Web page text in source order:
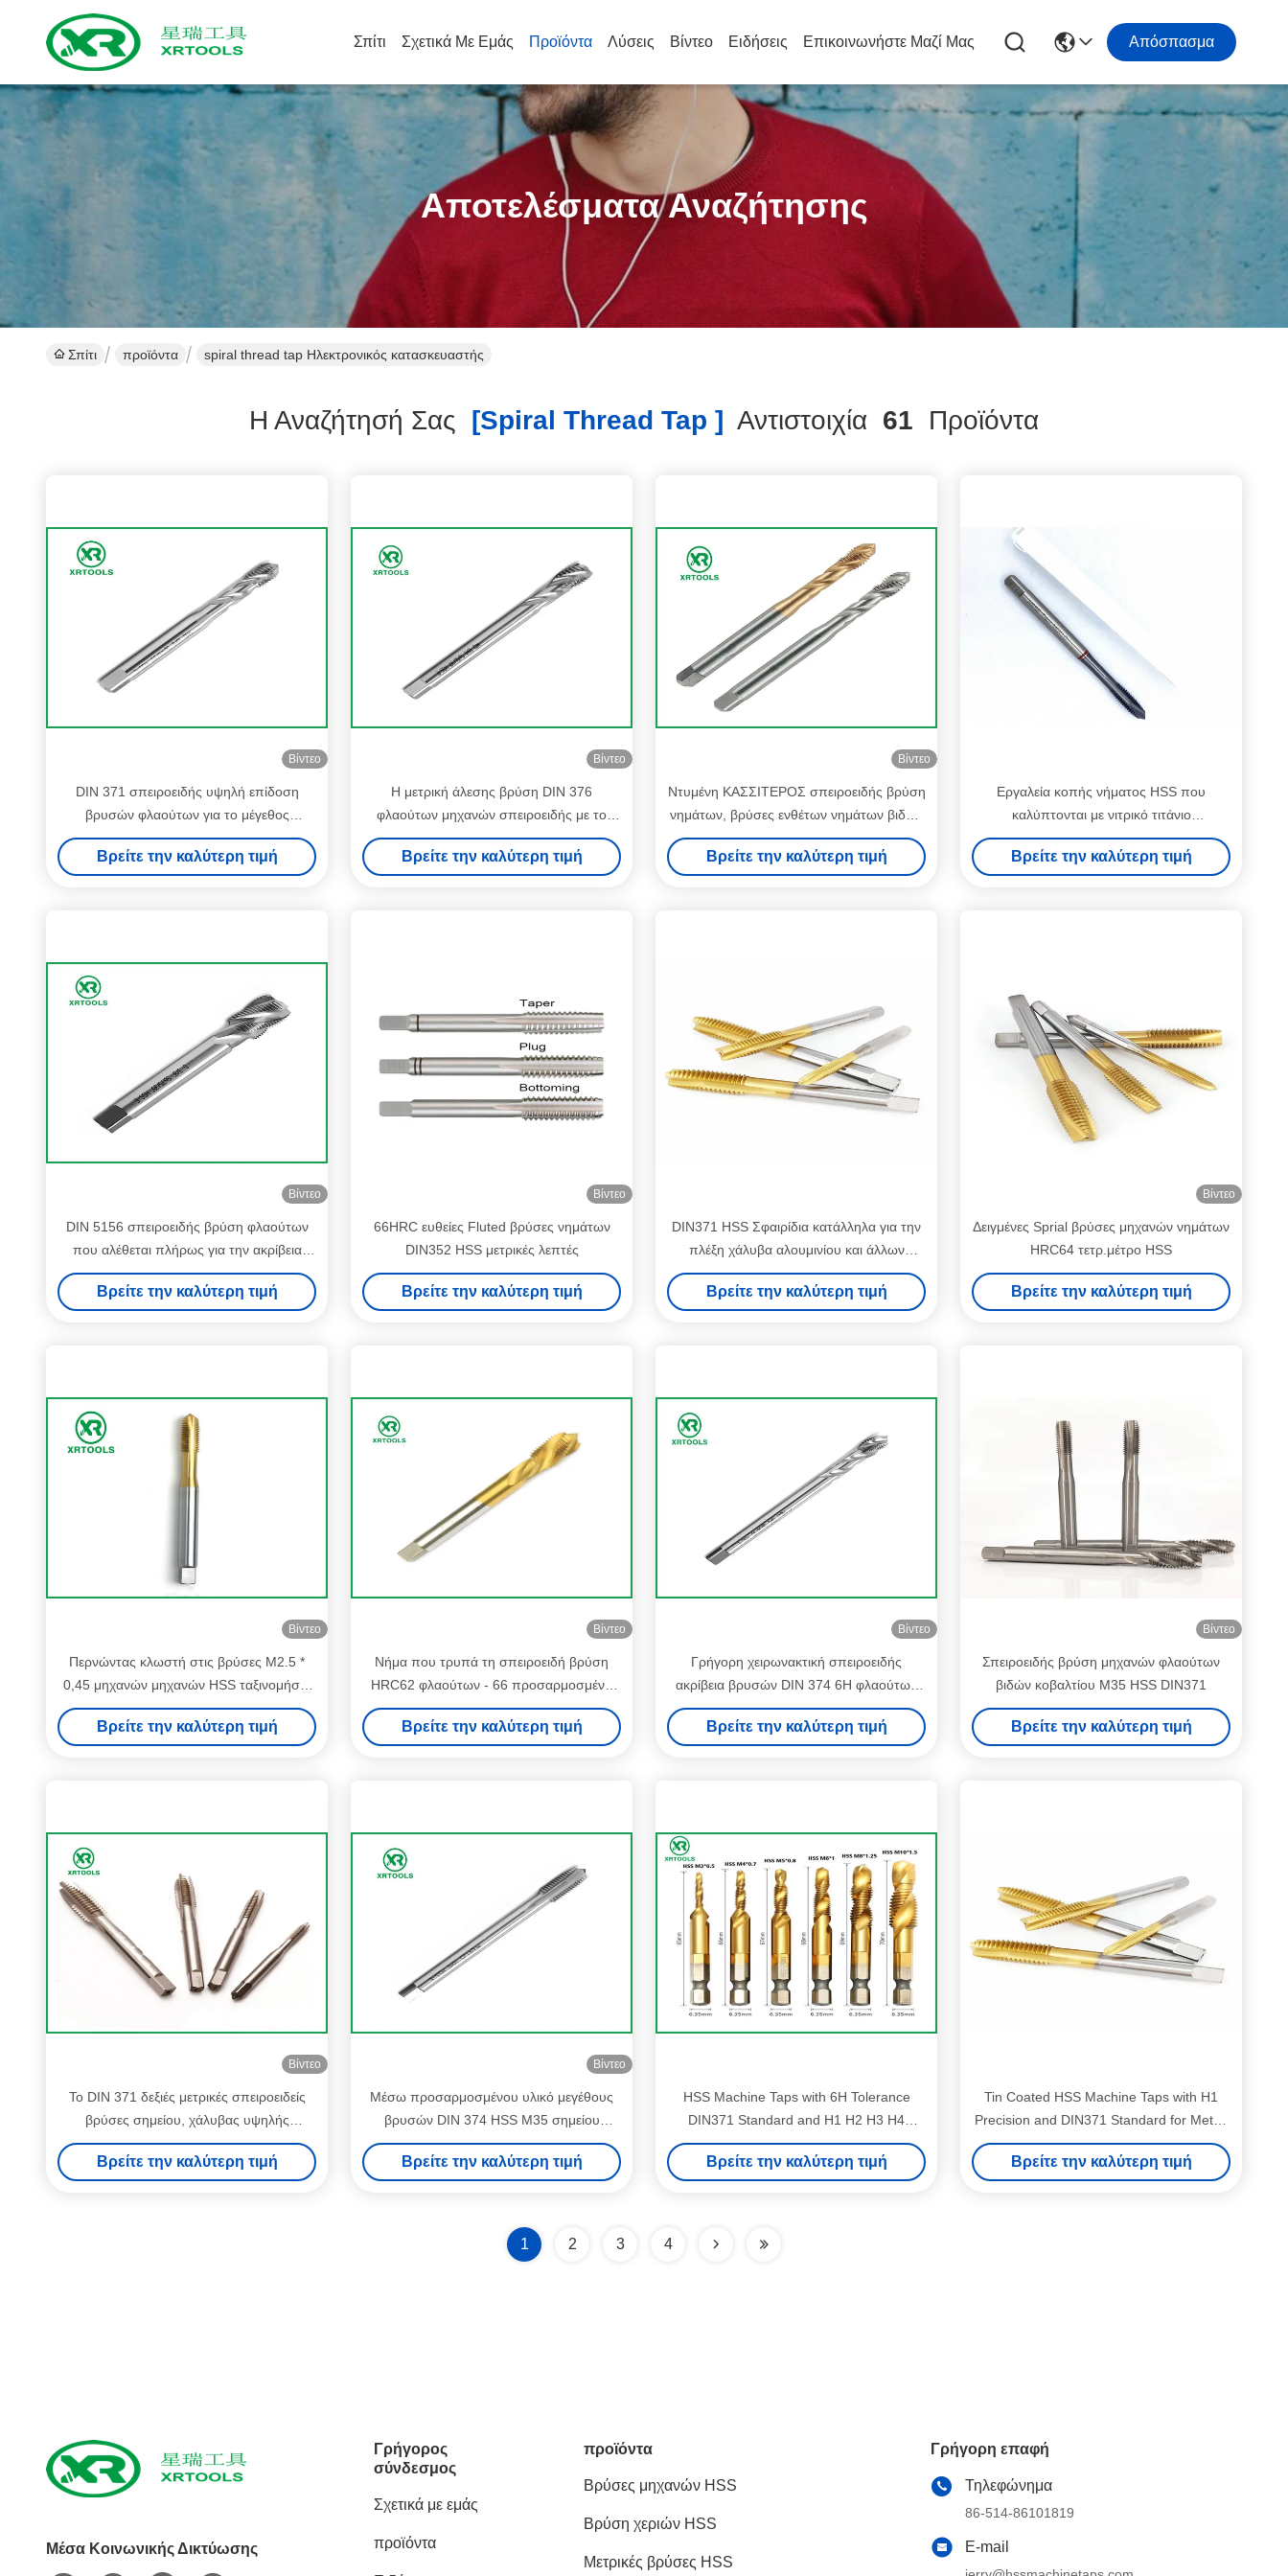
Σπίτι Σχετικά Με Εμάς Προϊόντα Λύσεις Βίντεο Ειδήσεις Επικοινωνήστε Μαζί Μας Απόσπασμα
Αποτελέσματα Αναζήτησης
Σπίτι προϊόντα spiral thread tap Ηλεκτρονικός κατασκευαστής
Η Αναζήτησή Σας [spiral Thread Tap ] Αντιστοιχία 61 Προϊόντα
Βίντεο
DIN 371 σπειροειδής υψηλή επίδοση
βρυσών φλαούτων για το μέγεθος
μηχανών διατρήσεων M10 * 1.5mm
Βρείτε την καλύτερη τιμή
Βίντεο
Η μετρική άλεσης βρύση DIN 376
φλαούτων μηχανών σπειροειδής με το
λευκό τελειώνει μέσω της τρύπας
Βρείτε την καλύτερη τιμή
Βίντεο
Ντυμένη ΚΑΣΣΙΤΕΡΟΣ σπειροειδής βρύση
νημάτων, βρύσες ενθέτων νημάτων βιδών
ανοχής 6H
Βρείτε την καλύτερη τιμή
Εργαλεία κοπής νήματος HSS που
καλύπτονται με νιτρικό τιτάνιο
Επαγγελματικά εργαλεία κοπής νήματος
σχεδιασμένα για ακρίβεια και αντοχή
Βρείτε την καλύτερη τιμή
Βίντεο
DIN 5156 σπειροειδής βρύση φλαούτων
που αλέθεται πλήρως για την ακρίβεια
νημάτων H1 σωλήνων Whitworth
Βρείτε την καλύτερη τιμή
Βίντεο
66HRC ευθείες Fluted βρύσες νημάτων
DIN352 HSS μετρικές λεπτές
Βρείτε την καλύτερη τιμή
DIN371 HSS Σφαιρίδια κατάλληλα για την
πλέξη χάλυβα αλουμινίου και άλλων
μετάλλων σε βιομηχανικά περιβάλλοντα
παραγωγής
Βρείτε την καλύτερη τιμή
Βίντεο
Δειγμένες Sprial βρύσες μηχανών νημάτων
HRC64 τετρ.μέτρο HSS
Βρείτε την καλύτερη τιμή
Βίντεο
Περνώντας κλωστή στις βρύσες M2.5 *
0,45 μηχανών μηχανών HSS ταξινομήστε
τις ασημένιες χρυσές βρύσες σημείου
χρώματος σπειροειδείς
Βρείτε την καλύτερη τιμή
Βίντεο
Νήμα που τρυπά τη σπειροειδή βρύση
HRC62 φλαούτων - 66 προσαρμοσμένα
σκληρότητα μέγεθος/χρώμα
Βρείτε την καλύτερη τιμή
Βίντεο
Γρήγορη χειρωνακτική σπειροειδής
ακρίβεια βρυσών DIN 374 6H φλαούτων
για CNC τη μηχανή τόρνου
Βρείτε την καλύτερη τιμή
Βίντεο
Σπειροειδής βρύση μηχανών φλαούτων
βιδών κοβαλτίου M35 HSS DIN371
Βρείτε την καλύτερη τιμή
Βίντεο
Το DIN 371 δεξιές μετρικές σπειροειδείς
βρύσες σημείου, χάλυβας υψηλής
ταχύτητας τρυπά την τετραγωνική/
στρογγυλή μορφή
Βρείτε την καλύτερη τιμή
Βίντεο
Μέσω προσαρμοσμένου υλικό μεγέθους
βρυσών DIN 374 HSS M35 σημείου
τρυπών του σπειροειδούς
Βρείτε την καλύτερη τιμή
HSS Machine Taps with 6H Tolerance
DIN371 Standard and H1 H2 H3 H4
Precision for Metric Threads
Βρείτε την καλύτερη τιμή
Tin Coated HSS Machine Taps with H1
Precision and DIN371 Standard for Metric
Thread Cutting
Βρείτε την καλύτερη τιμή
1 2 3 4
Μέσα Κοινωνικής Δικτύωσης
Γρήγορος
σύνδεσμος
Σχετικά με εμάς
προϊόντα
προϊόντα
Βρύσες μηχανών HSS
Βρύση χεριών HSS
Μετρικές βρύσες HSS
Γρήγορη επαφή
Τηλεφώνημα
86-514-86101819
E-mail